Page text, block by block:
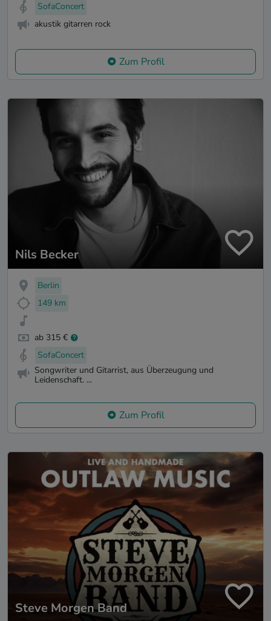
SofaConcert
akustik gitarren rock
Zum Profil
Nils Becker
Berlin
149 km
ab 315 €
SofaConcert
Songwriter und Gitarrist, aus Überzeugung und
Leidenschaft. ...
Zum Profil
Steve Morgen Band